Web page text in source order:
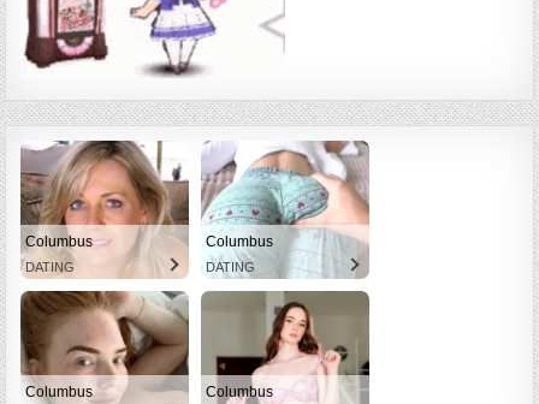
Columbus
DATING
Columbus
DATING
Columbus Columbus